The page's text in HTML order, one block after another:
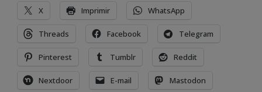
X Imprimir WhatsApp
Threads Facebook Telegram
Pinterest Tumblr Reddit
Nextdoor E-mail Mastodon